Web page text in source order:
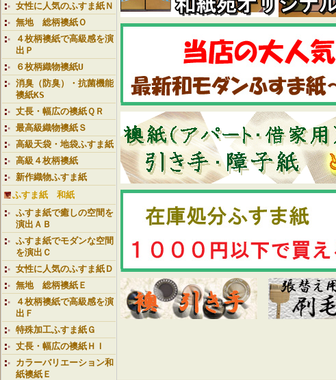
女性に人気のふすま紙Ｎ
無地 総柄襖紙Ｏ
４枚柄襖紙で高級感を演
出Ｐ
６枚柄織物襖紙U
消臭（防臭）・抗菌機能
襖紙KS
丈長・幅広の襖紙ＱＲ
最高級織物襖紙Ｓ
高級天袋・地袋ふすま紙
高級４枚柄襖紙
新作織物ふすま紙
ふすま紙 和紙
ふすま紙で癒しの空間を
演出ＡＢ
ふすま紙でモダンな空間
を演出Ｃ
女性に人気のふすま紙Ｄ
無地 総柄襖紙Ｅ
４枚柄襖紙で高級感を演
出Ｆ
特殊加工ふすま紙Ｇ
丈長・幅広の襖紙ＨＩ
カラーバリエーション和
紙襖紙Ｅ